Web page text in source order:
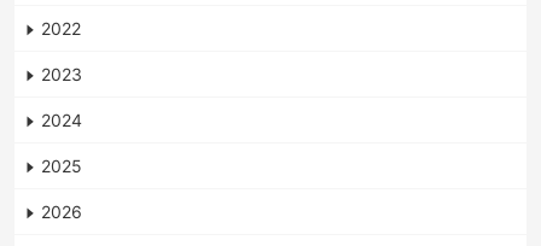
2022
2023
2024
2025
2026